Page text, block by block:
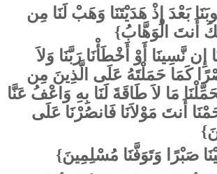
بَعْدَ إِذْ هَدَيْتَنَا وَهَبْ لَنَا مِن
أَنتَ الْوَهَّابُ}
إِن نَّسِينَا أَوْ أَخْطَأْنَا رَبَّنَا وَلاَ
كَمَا حَمَلْتَهُ عَلَى الَّذِينَ مِن
مَا لاَ طَاقَةَ لَنَا بِهِ وَاعْفُ عَنَّا
أَنتَ مَوْلاَنَا فَانصُرْنَا عَلَى
}
صَبْرًا وَتَوَفَّنَا مُسْلِمِينَ}